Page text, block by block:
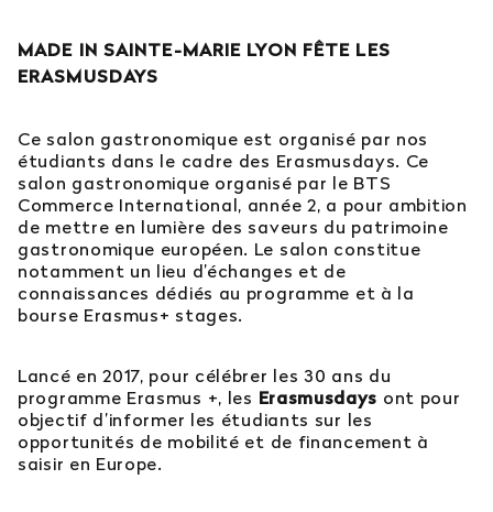
MADE IN SAINTE-MARIE LYON FÊTE LES
ERASMUSDAYS
Ce salon gastronomique est organisé par nos
étudiants dans le cadre des Erasmusdays. Ce
salon gastronomique organisé par le BTS
Commerce International, année 2, a pour ambition
de mettre en lumière des saveurs du patrimoine
gastronomique européen. Le salon constitue
notamment un lieu d’échanges et de
connaissances dédiés au programme et à la
bourse Erasmus+ stages.
Lancé en 2017, pour célébrer les 30 ans du
programme Erasmus +, les Erasmusdays ont pour
objectif d’informer les étudiants sur les
opportunités de mobilité et de financement à
saisir en Europe.